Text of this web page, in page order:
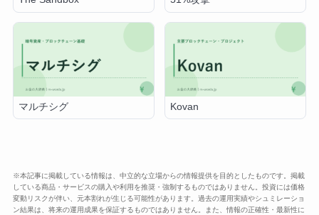
マルチシグ Kovan
※本記事に掲載している情報は、中立的な立場からの情報提供を目的としたものです。掲載
している商品・サービスの購入や利用を推奨・強制するものではありません。投資には価格
変動リスクが伴い、元本割れが生じる可能性があります。過去の運用実績やシュミレーショ
ン結果は、将来の運用成果を保証するものではありません。また、情報の正確性・最新性に